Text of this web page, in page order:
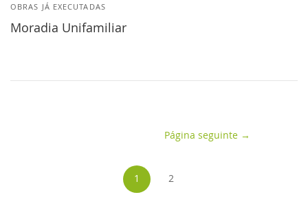
OBRAS JÁ EXECUTADAS
Moradia Unifamiliar
Página seguinte →
1 (Actual)
2